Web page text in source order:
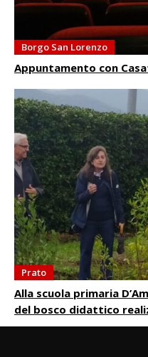
Borgo San Lorenzo
Appuntamento con
Prato
Alla scuola primaria
del bosco didattico